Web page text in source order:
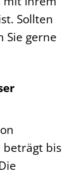
Sollten
Sie gerne
beträgt bis